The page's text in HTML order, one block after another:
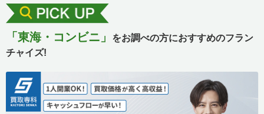
「東海・コンビニ」
をお調べの方におすすめのフラン
チャイズ!